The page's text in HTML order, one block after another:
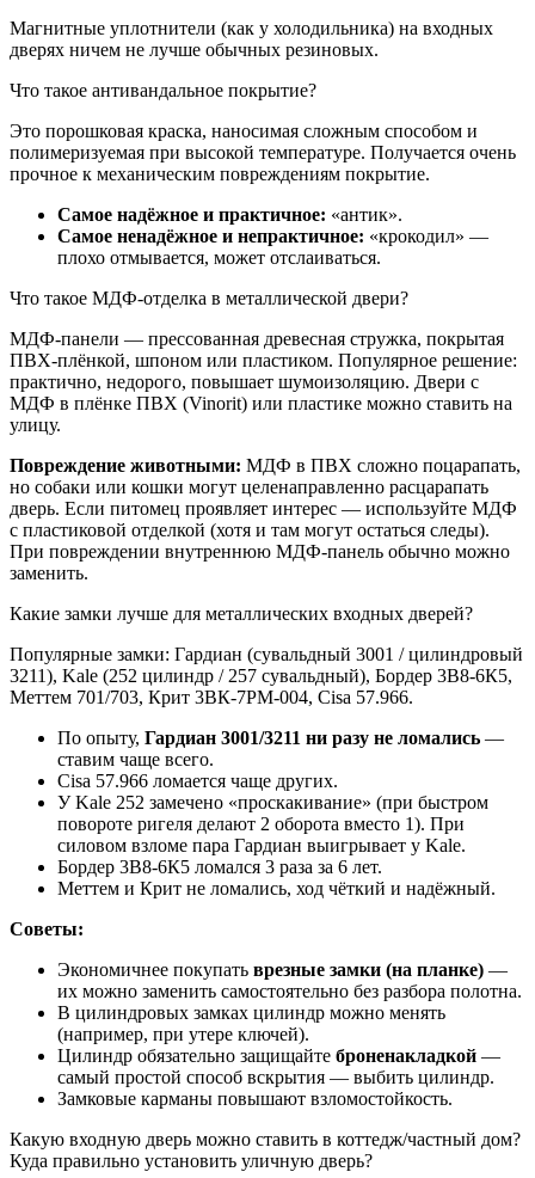
Магнитные уплотнители (как у холодильника) на входных
дверях ничем не лучше обычных резиновых.
Что такое антивандальное покрытие?
Это порошковая краска, наносимая сложным способом и
полимеризуемая при высокой температуре. Получается очень
прочное к механическим повреждениям покрытие.
Самое надёжное и практичное: «антик».
Самое ненадёжное и непрактичное: «крокодил» —
плохо отмывается, может отслаиваться.
Что такое МДФ-отделка в металлической двери?
МДФ-панели — прессованная древесная стружка, покрытая
ПВХ-плёнкой, шпоном или пластиком. Популярное решение:
практично, недорого, повышает шумоизоляцию. Двери с
МДФ в плёнке ПВХ (Vinorit) или пластике можно ставить на
улицу.
Повреждение животными: МДФ в ПВХ сложно поцарапать,
но собаки или кошки могут целенаправленно расцарапать
дверь. Если питомец проявляет интерес — используйте МДФ
с пластиковой отделкой (хотя и там могут остаться следы).
При повреждении внутреннюю МДФ-панель обычно можно
заменить.
Какие замки лучше для металлических входных дверей?
Популярные замки: Гардиан (сувальдный 3001 / цилиндровый
3211), Kale (252 цилиндр / 257 сувальдный), Бордер 3В8-6К5,
Меттем 701/703, Крит 3ВК-7РМ-004, Cisa 57.966.
По опыту, Гардиан 3001/3211 ни разу не ломались —
ставим чаще всего.
Cisa 57.966 ломается чаще других.
У Kale 252 замечено «проскакивание» (при быстром
повороте ригеля делают 2 оборота вместо 1). При
силовом взломе пара Гардиан выигрывает у Kale.
Бордер 3В8-6К5 ломался 3 раза за 6 лет.
Меттем и Крит не ломались, ход чёткий и надёжный.
Советы:
Экономичнее покупать врезные замки (на планке) —
их можно заменить самостоятельно без разбора полотна.
В цилиндровых замках цилиндр можно менять
(например, при утере ключей).
Цилиндр обязательно защищайте броненакладкой —
самый простой способ вскрытия — выбить цилиндр.
Замковые карманы повышают взломостойкость.
Какую входную дверь можно ставить в коттедж/частный дом?
Куда правильно установить уличную дверь?